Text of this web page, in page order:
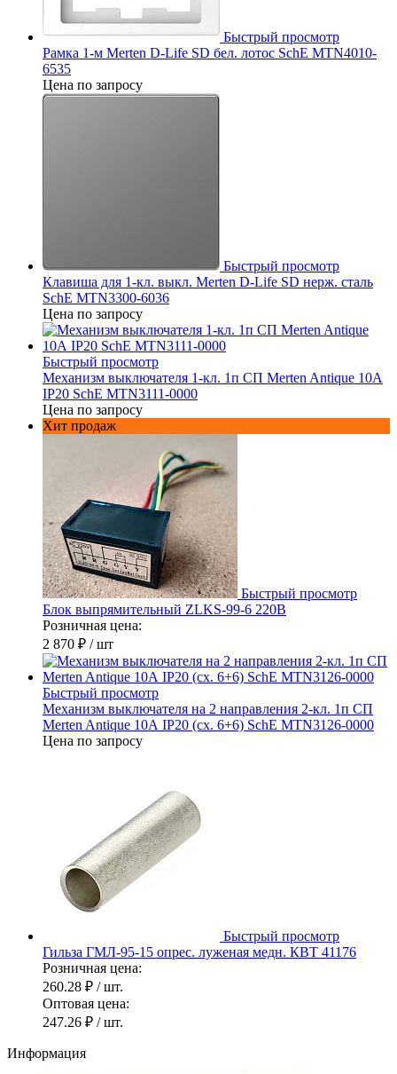
Быстрый просмотр
Рамка 1-м Merten D-Life SD бел. лотос SchE MTN4010-
6535
Цена по запросу
Быстрый просмотр
Клавиша для 1-кл. выкл. Merten D-Life SD нерж. сталь
SchE MTN3300-6036
Цена по запросу
Быстрый просмотр
Механизм выключателя 1-кл. 1п СП Merten Antique 10А
IP20 SchE MTN3111-0000
Цена по запросу
Хит продаж
Быстрый просмотр
Блок выпрямительный ZLKS-99-6 220В
Розничная цена:
2 870 ₽ / шт
Быстрый просмотр
Механизм выключателя на 2 направления 2-кл. 1п СП
Merten Antique 10А IP20 (сх. 6+6) SchE MTN3126-0000
Цена по запросу
Быстрый просмотр
Гильза ГМЛ-95-15 опрес. луженая медн. КВТ 41176
Розничная цена:
260.28 ₽ / шт.
Оптовая цена:
247.26 ₽ / шт.
Информация